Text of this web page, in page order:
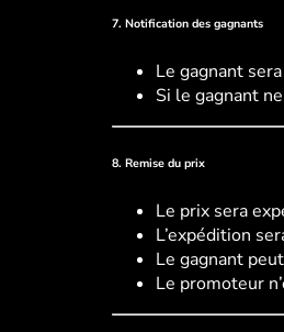
7. Notification des gagnants
Le gagnant
Si le gagnant
8. Remise du prix
Le prix sera
L’expédition
Le gagnant
Le promoteur